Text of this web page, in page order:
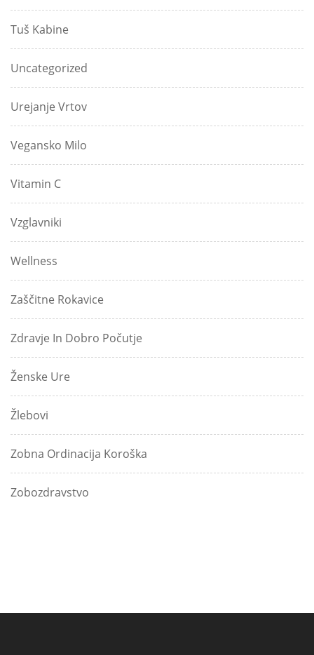
Tuš Kabine
Uncategorized
Urejanje Vrtov
Vegansko Milo
Vitamin C
Vzglavniki
Wellness
Zaščitne Rokavice
Zdravje In Dobro Počutje
Ženske Ure
Žlebovi
Zobna Ordinacija Koroška
Zobozdravstvo